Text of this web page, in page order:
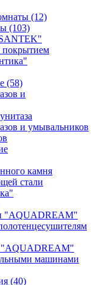
(12)
(103)
(58)
и
и умывальников
камня
стали
"AQUADREAM"
"AQUADREAM"
машинами
(40)